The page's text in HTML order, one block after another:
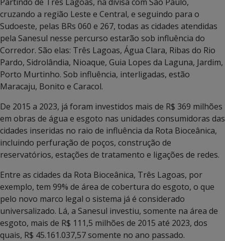
cruzando a região Leste e Central, e seguindo para o
Sudoeste, pelas BRs 060 e 267, todas as cidades atendidas
pela Sanesul nesse percurso estarão sob influência do
Corredor. São elas: Três Lagoas, Água Clara, Ribas do Rio
Pardo, Sidrolândia, Nioaque, Guia Lopes da Laguna, Jardim,
Porto Murtinho. Sob influência, interligadas, estão
Maracaju, Bonito e Caracol.
De 2015 a 2023, já foram investidos mais de R$ 369 milhões
em obras de água e esgoto nas unidades consumidoras das
cidades inseridas no raio de influência da Rota Bioceânica,
incluindo perfuração de poços, construção de
reservatórios, estações de tratamento e ligações de redes.
Entre as cidades da Rota Bioceânica, Três Lagoas, por
exemplo, tem 99% de área de cobertura do esgoto, o que
pelo novo marco legal o sistema já é considerado
universalizado. Lá, a Sanesul investiu, somente na área de
esgoto, mais de R$ 111,5 milhões de 2015 até 2023, dos
quais, R$ 45.161.037,57 somente no ano passado.